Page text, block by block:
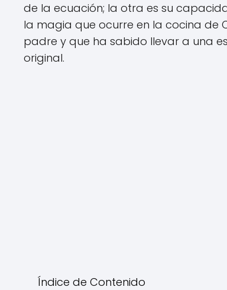
de la ecuación; la otra es su
la magia que ocurre en la cocina de
padre y que ha sabido llevar a una
original.
Índice de Contenido